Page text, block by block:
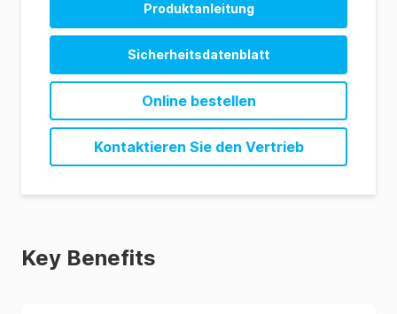
Produktanleitung
Sicherheitsdatenblatt
Online bestellen
Kontaktieren Sie den Vertrieb
Key Benefits